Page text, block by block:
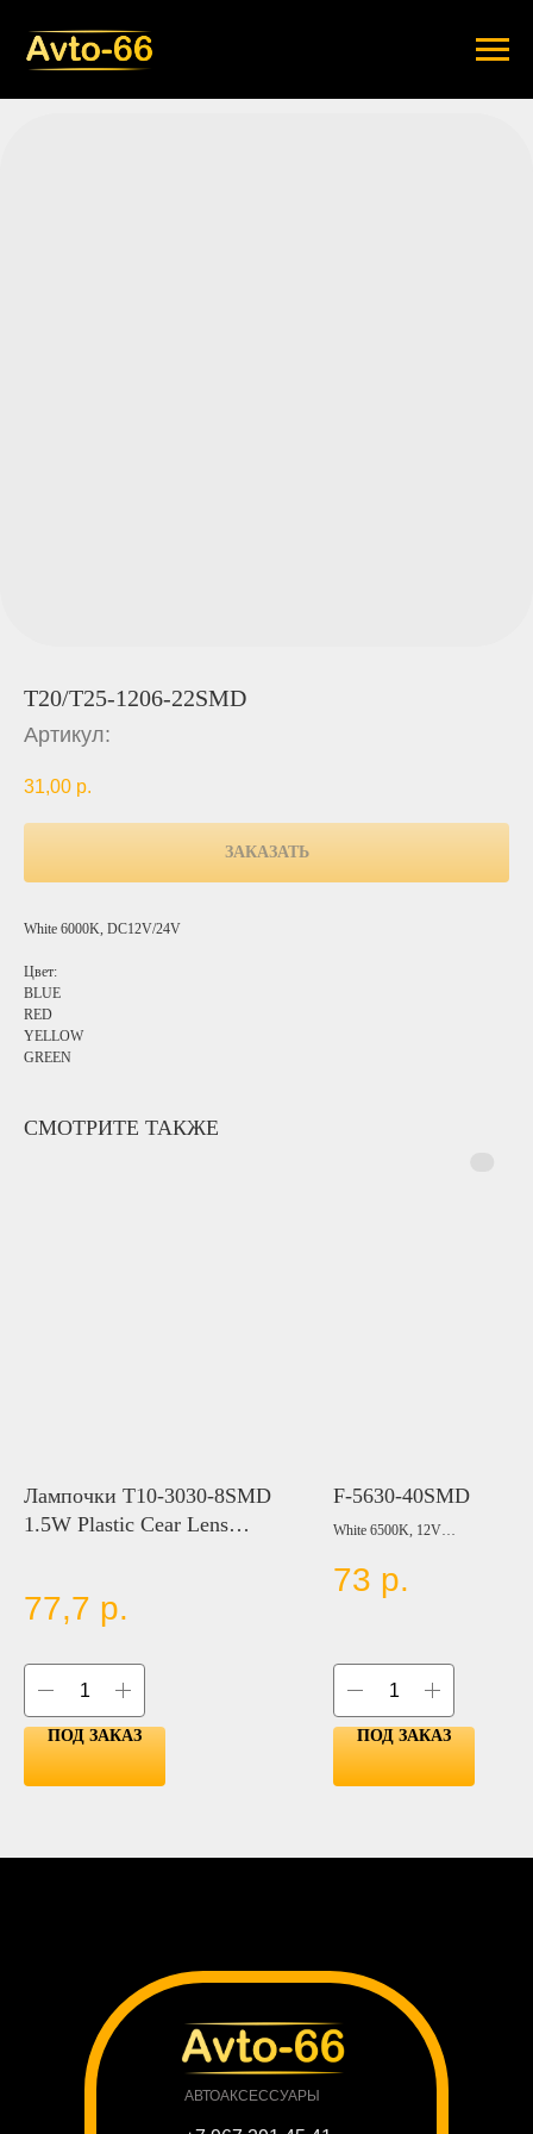
T20/T25-1206-22SMD
Артикул:
31,00 р.
ЗАКАЗАТЬ
White 6000K, DC12V/24V
Цвет:
BLUE
RED
YELLOW
GREEN
СМОТРИТЕ ТАКЖЕ
Лампочки T10-3030-8SMD
1.5W Plastic Cear Lens
77,7 р.
ПОД ЗАКАЗ
F-5630-40SMD
White 6500K, 12V
LED Type: SMD5630
73 р.
ПОД ЗАКАЗ
АВТОАКСЕССУАРЫ